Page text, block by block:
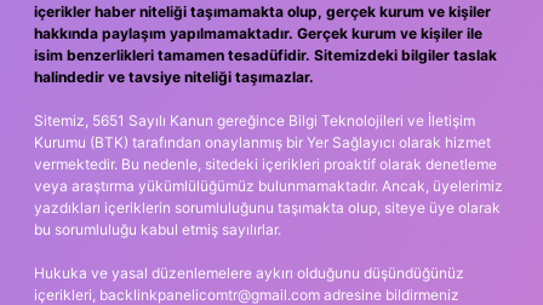
içerikler haber niteliği taşımamakta olup, gerçek kurum ve kişiler
hakkında paylaşım yapılmamaktadır. Gerçek kurum ve kişiler ile
isim benzerlikleri tamamen tesadüfidir. Sitemizdeki bilgiler taslak
halindedir ve tavsiye niteliği taşımazlar.
Sitemiz, 5651 Sayılı Kanun gereğince Bilgi Teknolojileri ve İletişim
Kurumu (BTK) tarafından onaylanmış bir Yer Sağlayıcı olarak hizmet
vermektedir. Bu nedenle, sitedeki içerikleri proaktif olarak denetleme
veya araştırma yükümlülüğümüz bulunmamaktadır. Ancak, üyelerimiz
yazdıkları içeriklerin sorumluluğunu taşımakta olup, siteye üye olarak
bu sorumluluğu kabul etmiş sayılırlar.
Hukuka ve yasal düzenlemelere aykırı olduğunu düşündüğünüz
içerikleri, backlinkpanelicomtr@gmail.com adresine bildirmeniz